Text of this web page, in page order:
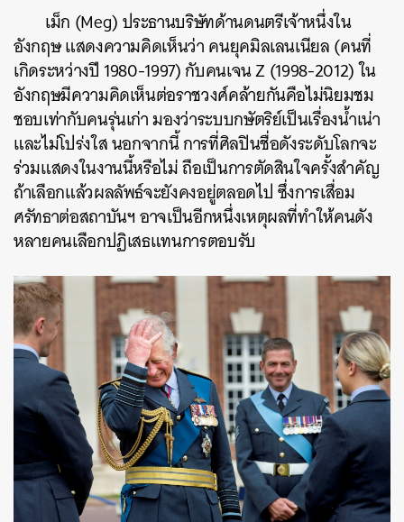
เม็ก (Meg) ประธานบริษัทด้านดนตรีเจ้าหนึ่งใน
อังกฤษ แสดงความคิดเห็นว่า คนยุคมิลเลนเนียล (คนที่
เกิดระหว่างปี 1980-1997) กับคนเจน Z (1998-2012) ใน
อังกฤษมีความคิดเห็นต่อราชวงศ์คล้ายกันคือไม่นิยมชม
ชอบเท่ากับคนรุ่นเก่า มองว่าระบบกษัตริย์เป็นเรื่องน้ำเน่า
และไม่โปร่งใส นอกจากนี้ การที่ศิลปินชื่อดังระดับโลกจะ
ร่วมแสดงในงานนี้หรือไม่ ถือเป็นการตัดสินใจครั้งสำคัญ
ถ้าเลือกแล้วผลลัพธ์จะยังคงอยู่ตลอดไป ซึ่งการเสื่อม
ศรัทธาต่อสถาบันฯ อาจเป็นอีกหนึ่งเหตุผลที่ทำให้คนดัง
หลายคนเลือกปฏิเสธแทนการตอบรับ